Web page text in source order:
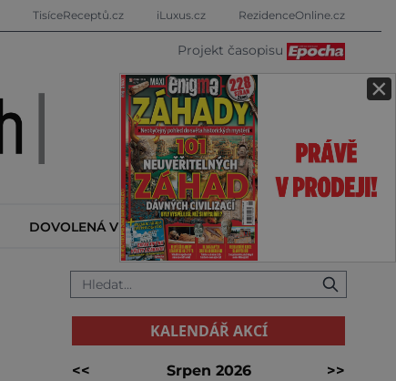
×
TisíceReceptů.cz iLuxus.cz RezidenceOnline.cz
Projekt časopisu
DOVOLENÁ V ZAHRANIČÍ KALENDÁŘ AKCÍ
KALENDÁŘ AKCÍ
<< Srpen 2026
>>